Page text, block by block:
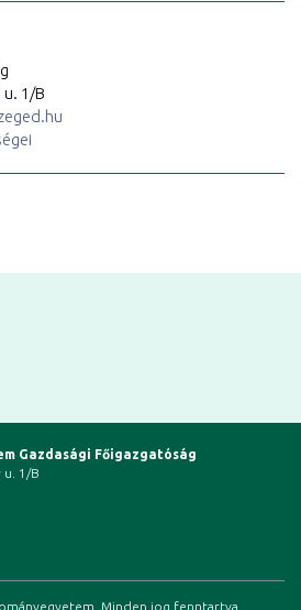
u. 1/B
Gazdasági Főigazgatóság
u. 1/B
Minden jog fenntartva.